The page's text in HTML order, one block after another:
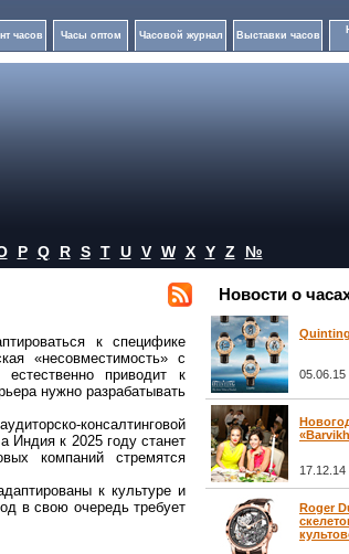
часов Часы оптом Часовой журнал Выставки часов
P Q R S T U V W X Y Z №
к специфике
«несовместимость» с
приводит к
нужно разрабатывать
консалтинговой
Индия к 2025 году станет
компаний стремятся
к культуре и
в свою очередь требует
Новости о
Roger